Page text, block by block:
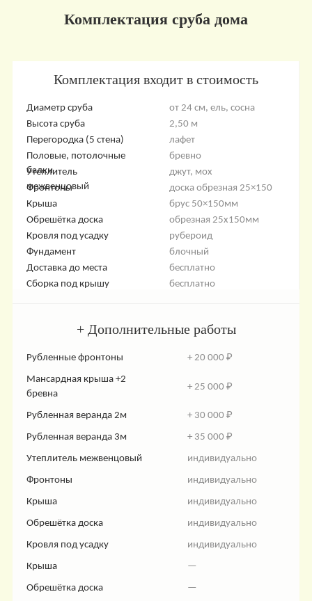
Комплектация сруба дома
Комплектация входит в стоимость
Диаметр сруба
от 24 см, ель, сосна
Высота сруба
2,50 м
Перегородка (5 стена)
лафет
Половые, потолочные
балки
бревно
Утеплитель
межвенцовый
джут, мох
Фронтоны
доска обрезная 25×150
Крыша
брус 50×150мм
Обрешётка доска
обрезная 25х150мм
Кровля под усадку
рубероид
Фундамент
блочный
Доставка до места
бесплатно
Сборка под крышу
бесплатно
+ Дополнительные работы
Рубленные фронтоны + 20 000 ₽
Мансардная крыша +2
бревна
+ 25 000 ₽
Рубленная веранда 2м + 30 000 ₽
Рубленная веранда 3м + 35 000 ₽
Утеплитель межвенцовый индивидуально
Фронтоны индивидуально
Крыша индивидуально
Обрешётка доска индивидуально
Кровля под усадку индивидуально
Крыша —
Обрешётка доска —